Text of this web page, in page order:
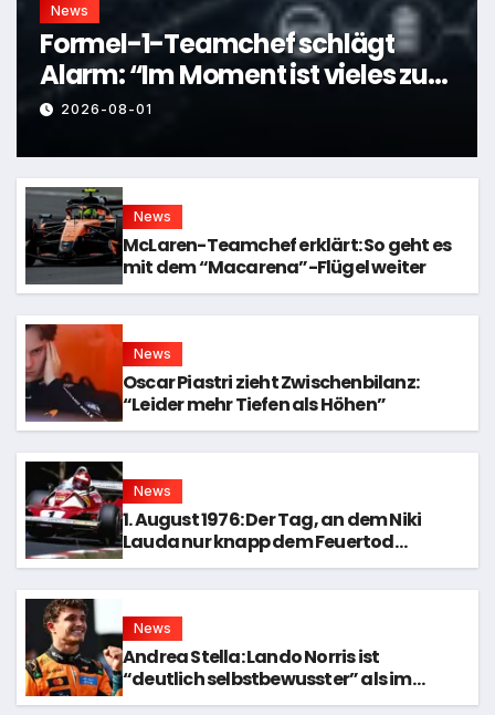
News
Formel-1-Teamchef schlägt
Alarm: “Im Moment ist vieles zu
kompliziert”
2026-08-01
News
McLaren-Teamchef erklärt: So geht es
mit dem “Macarena”-Flügel weiter
News
Oscar Piastri zieht Zwischenbilanz:
“Leider mehr Tiefen als Höhen”
News
1. August 1976: Der Tag, an dem Niki
Lauda nur knapp dem Feuertod
entkam
News
Andrea Stella: Lando Norris ist
“deutlich selbstbewusster” als im
Titelkampf 2025